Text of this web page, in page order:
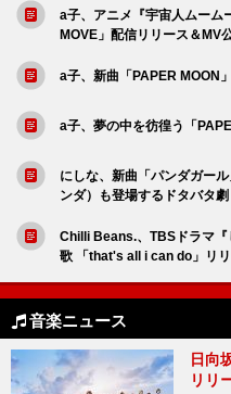
a子、アニメ『宇宙人ムーム
MOVE」配信リリース＆MV
a子、新曲「PAPER MOON
a子、夢の中を彷徨う「
にしな、新曲「パンダガー
ンダ）も登場するドタバタ劇
Chilli Beans.、TBSドラマ『
歌 「that's all i can do」リ
音楽ニュース
日向
リリ